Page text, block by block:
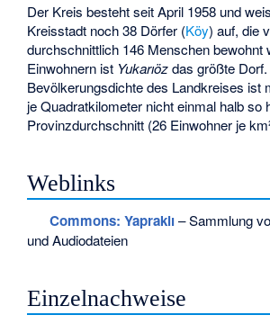
Der Kreis besteht seit April 1958 und
Kreisstadt noch 38 Dörfer (Köy) auf, die
durchschnittlich 146 Menschen bewohnt
Einwohnern ist Yukarıözdas größte
Bevölkerungsdichte des Landkreises ist
je Quadratkilometer nicht einmal halb so
Provinzdurchschnitt (26 Einwohner je
Weblinks
Commons: Yapraklı– Sammlung
und Audiodateien
Einzelnachweise